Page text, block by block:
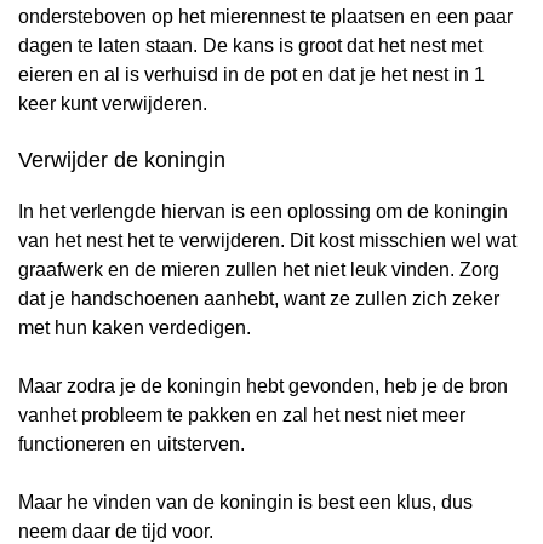
ondersteboven op het mierennest te plaatsen en een paar
dagen te laten staan. De kans is groot dat het nest met
eieren en al is verhuisd in de pot en dat je het nest in 1
keer kunt verwijderen.
Verwijder de koningin
In het verlengde hiervan is een oplossing om de koningin
van het nest het te verwijderen. Dit kost misschien wel wat
graafwerk en de mieren zullen het niet leuk vinden. Zorg
dat je handschoenen aanhebt, want ze zullen zich zeker
met hun kaken verdedigen.
Maar zodra je de koningin hebt gevonden, heb je de bron
vanhet probleem te pakken en zal het nest niet meer
functioneren en uitsterven.
Maar he vinden van de koningin is best een klus, dus
neem daar de tijd voor.